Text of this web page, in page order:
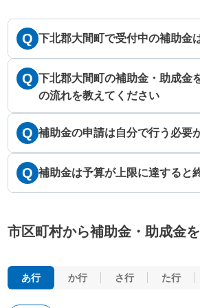
Q 下北郡大間町で受付中の補助金
Q 下北郡大間町の補助金・助成金
の流れを教えてください
Q 補助金の申請は自分で行う必要
Q 補助金は予算が上限に達すると
市区町村から補助金・助成金
あ行 か行 さ行 た行